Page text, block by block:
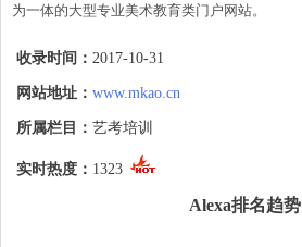
为一体的大型专业美术教育类门户网站。
术高考及院校资讯、画室招生、艺术院校报
考畅通的网络平台。
收录时间： 2017-10-31
网站地址： www.mkao.cn
所属栏目： 艺考培训
实时热度： 1323
Alexa排名趋势